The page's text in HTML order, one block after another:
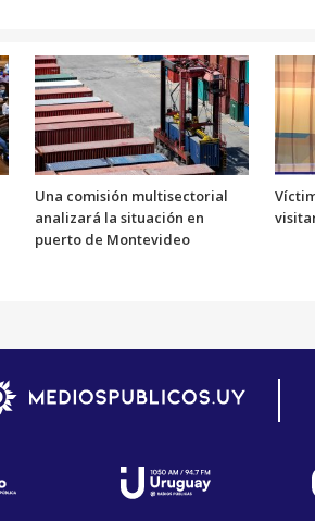
Una comisión multisectorial
analizará la situación en
puerto de Montevideo